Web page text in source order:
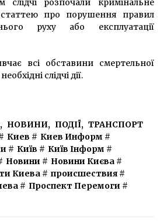
ago
про порушення правил
руху або експлуатації
всі обставини смертельної
слідчі дії.
, НОВИНИ, ПОДІЇ, ТРАНСПОРТ
Киев # Киев Информ #
# Київ # Київ Інформ #
Новини # Новини Києва#
Киева# происшествия#
# Проспект Перемоги #